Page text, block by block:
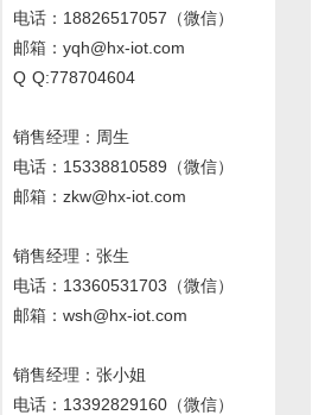
电话：18826517057（微信）
邮箱：yqh@hx-iot.com
Q Q:778704604
销售经理：周生
电话 ：15338810589 （微信）
邮箱：zkw@hx-iot.com
销售经理：张生
电话 ：13360531703 （微信）
邮箱：wsh@hx-iot.com
销售经理：张小姐
电话 ：13392829160 （微信）